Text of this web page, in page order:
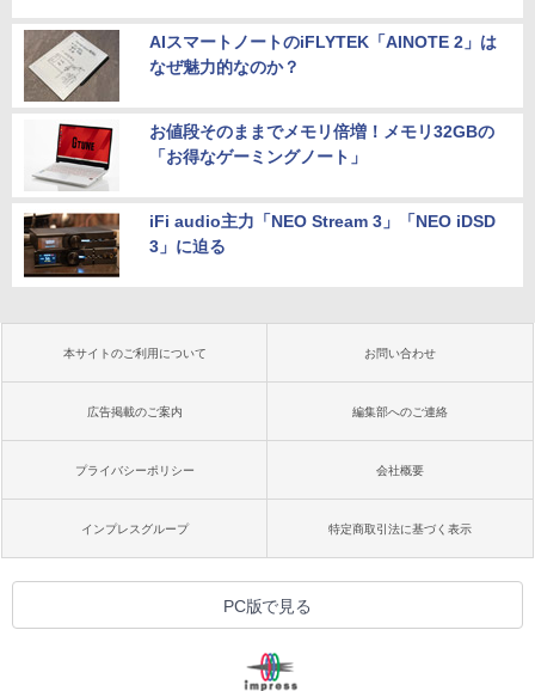
AIスマートノートのiFLYTEK「AINOTE 2」は
なぜ魅力的なのか？
お値段そのままでメモリ倍増！メモリ32GBの
「お得なゲーミングノート」
iFi audio主力「NEO Stream 3」「NEO iDSD
3」に迫る
本サイトのご利用について お問い合わせ
広告掲載のご案内 編集部へのご連絡
プライバシーポリシー 会社概要
インプレスグループ 特定商取引法に基づく表示
PC版で見る